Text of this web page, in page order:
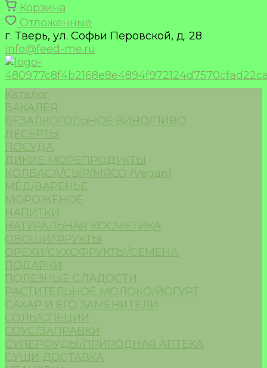
Корзина
Отложенные
г. Тверь, ул. Софьи Перовской, д. 28
info@feed-me.ru
Каталог
БАКАЛЕЯ
БЕЗАЛКОГОЛЬНОЕ ВИНО/ПИВО
ДЕСЕРТЫ
ПОСУДА
ДИКИЕ МОРЕПРОДУКТЫ
КОЛБАСА/СЫР/МЯСО (Vegan)
МЁД/ВАРЕНЬЕ
МОРОЖЕНОЕ
НАПИТКИ
НАТУРАЛЬНАЯ КОСМЕТИКА
ОВОЩИ/ФРУКТЫ
ОРЕХИ/СУХОФРУКТЫ/СЕМЕНА
ПОДАРКИ
ПОЛЕЗНЫЕ СЛАДОСТИ
РАСТИТЕЛЬНОЕ МОЛОКО/ЙОГУРТ
САХАР И ЕГО ЗАМЕНИТЕЛИ
СОЛЬ/СПЕЦИИ
СОУС/ЗАПРАВКИ
СУПЕРФУДЫ/ПРИРОДНАЯ АПТЕКА
СУШИ ДОСТАВКА